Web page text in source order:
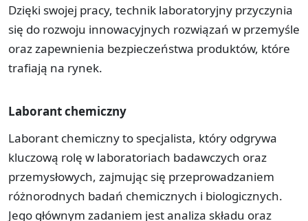
Dzięki swojej pracy, technik laboratoryjny przyczynia
się do rozwoju innowacyjnych rozwiązań w przemyśle
oraz zapewnienia bezpieczeństwa produktów, które
trafiają na rynek.
Laborant chemiczny
Laborant chemiczny to specjalista, który odgrywa
kluczową rolę w laboratoriach badawczych oraz
przemysłowych, zajmując się przeprowadzaniem
różnorodnych badań chemicznych i biologicznych.
Jego głównym zadaniem jest analiza składu oraz